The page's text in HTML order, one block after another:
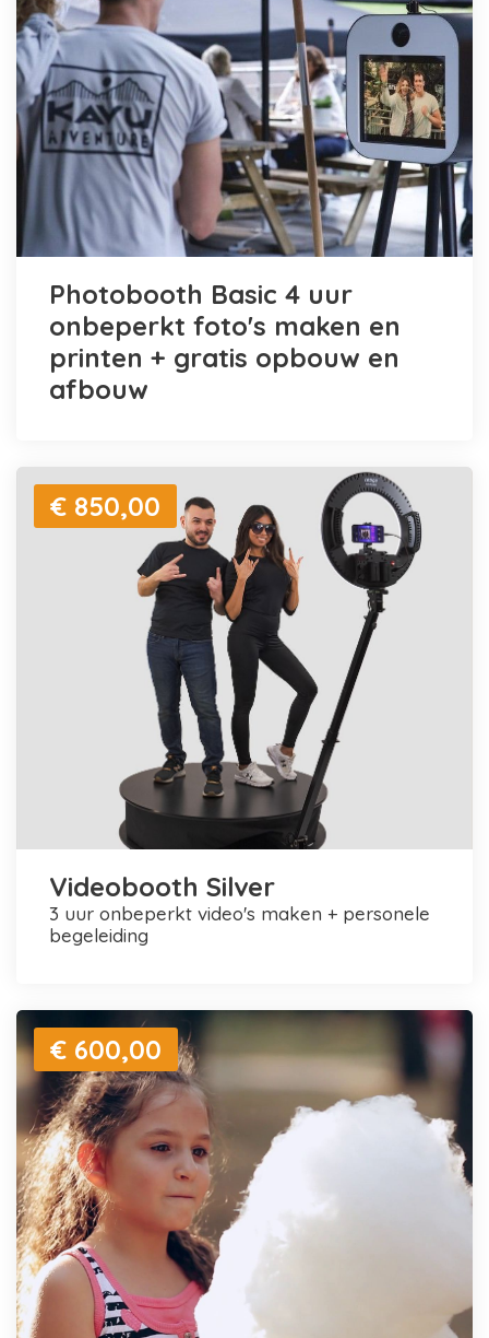
Photobooth Basic 4 uur
onbeperkt foto's maken en
printen + gratis opbouw en
afbouw
€ 850,00
Videobooth Silver
3 uur onbeperkt video's maken + personele
begeleiding
€ 600,00